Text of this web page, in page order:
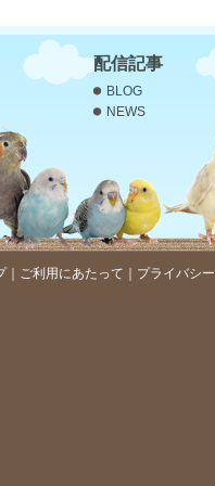
配信記事
BLOG
NEWS
｜ ご利用にあたって ｜ プライバシ